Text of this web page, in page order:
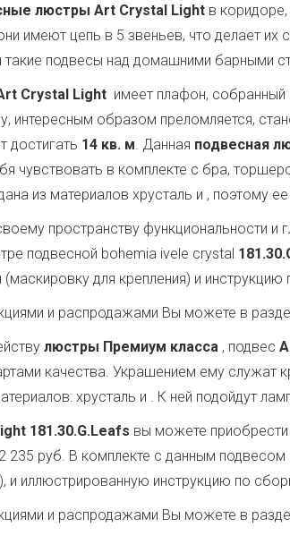
люстры Art Crystal Light в
имеют цепь в 5 звеньев, что делает
такие подвесы над домашними барными
Crystal Light имеет плафон, собранный
интересным образом преломляется,
достигать 14 кв. м. Данная подвесная
чувствовать в комплекте с бра,
из материалов хрусталь и , поэтому
пространству функциональности
подвесной bohemia ivele crystal
для крепления) и инструкцию
и распродажами Вы можете в
люстры Премиум класса , подвес
качества. Украшением ему
хрусталь и . К ней подойдут
181.30.G.Leafs вы можете
235 руб. В комплекте с данным
и иллюстрированную инструкцию по
и распродажами Вы можете в